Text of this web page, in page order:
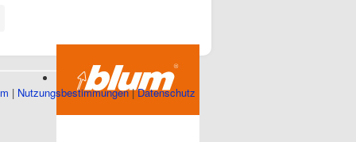
| Nutzungsbestimmungen|Datenschutz